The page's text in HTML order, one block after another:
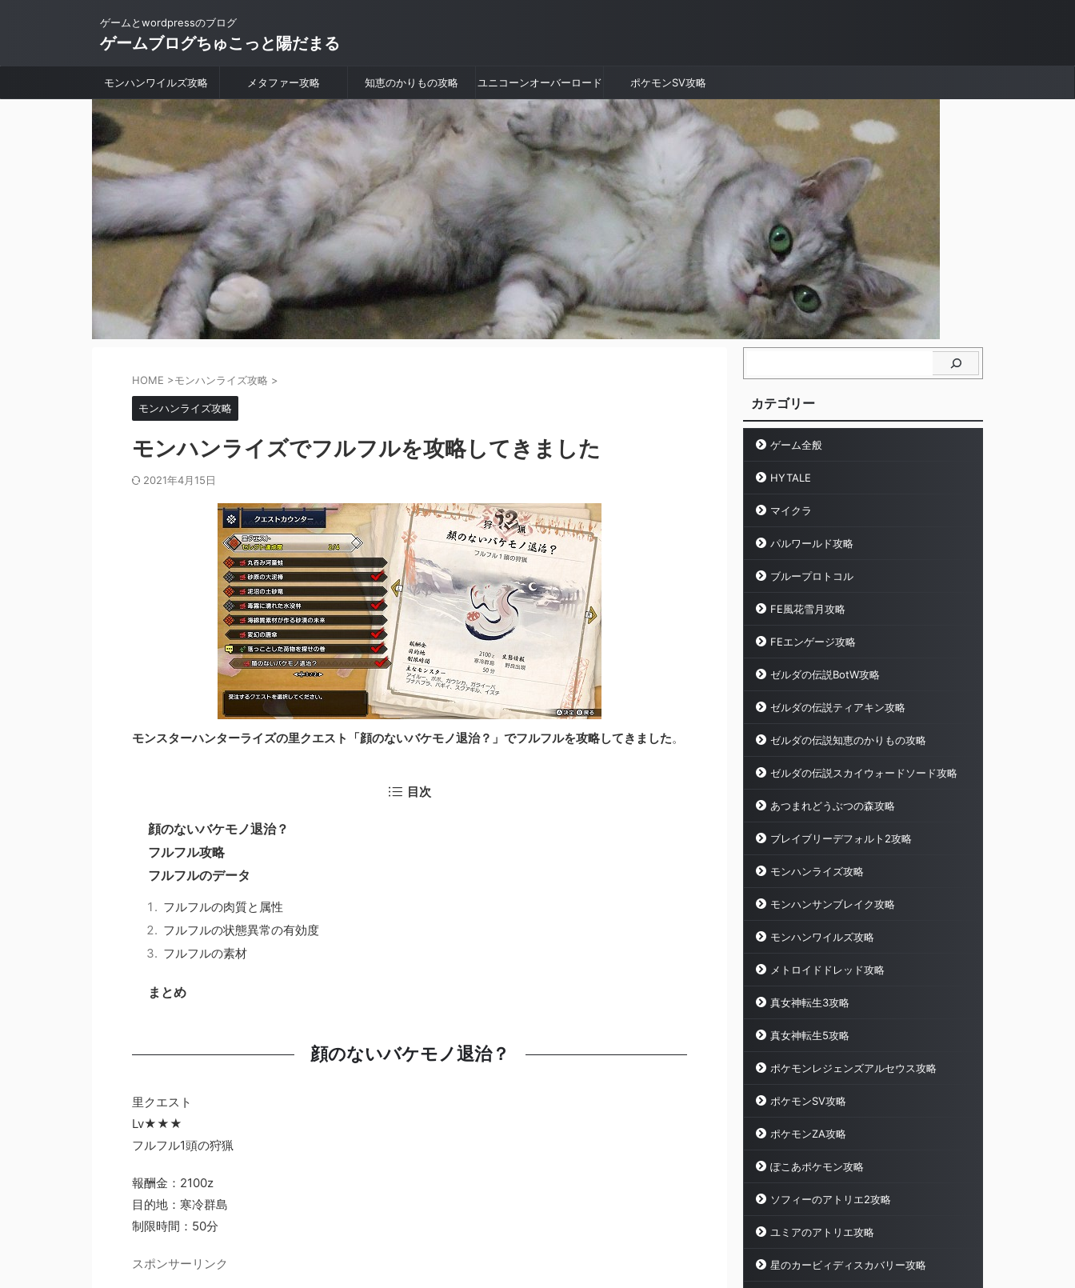
ゲームとwordpressのブログ
ゲームブログちゅこっと陽だまる
モンハンワイルズ攻略 メタファー攻略 知恵のかりもの攻略 ユニコーンオーバーロード ポケモンSV攻略
HOME >モンハンライズ攻略 >
モンハンライズ攻略
モンハンライズでフルフルを攻略してきました
2021年4月15日
モンスターハンターライズの里クエスト「顔のないバケモノ退治？」でフルフルを攻略してきました。
目次
顔のないバケモノ退治？
フルフル攻略
フルフルのデータ
フルフルの肉質と属性
フルフルの状態異常の有効度
フルフルの素材
まとめ
顔のないバケモノ退治？
里クエスト
Lv★★★
フルフル1頭の狩猟
報酬金：2100z
目的地：寒冷群島
制限時間：50分
スポンサーリンク
カテゴリー
ゲーム全般
HYTALE
マイクラ
パルワールド攻略
ブループロトコル
FE風花雪月攻略
FEエンゲージ攻略
ゼルダの伝説BotW攻略
ゼルダの伝説ティアキン攻略
ゼルダの伝説知恵のかりもの攻略
ゼルダの伝説スカイウォードソード攻略
あつまれどうぶつの森攻略
ブレイブリーデフォルト2攻略
モンハンライズ攻略
モンハンサンブレイク攻略
モンハンワイルズ攻略
メトロイドドレッド攻略
真女神転生3攻略
真女神転生5攻略
ポケモンレジェンズアルセウス攻略
ポケモンSV攻略
ポケモンZA攻略
ぽこあポケモン攻略
ソフィーのアトリエ2攻略
ユミアのアトリエ攻略
星のカービィディスカバリー攻略